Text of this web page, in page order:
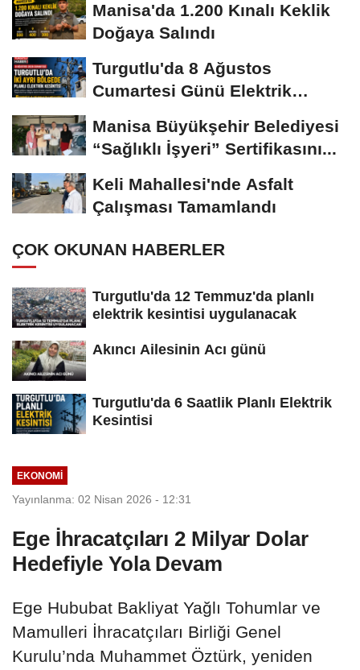
Manisa'da 1.200 Kınalı Keklik
Doğaya Salındı
Turgutlu'da 8 Ağustos
Cumartesi Günü Elektrik
Manisa Büyükşehir Belediyesi
“Sağlıklı İşyeri” Sertifikasını...
Keli Mahallesi'nde Asfalt
Çalışması Tamamlandı
ÇOK OKUNAN HABERLER
Turgutlu'da 12 Temmuz'da planlı
elektrik kesintisi uygulanacak
Akıncı Ailesinin Acı günü
Turgutlu'da 6 Saatlik Planlı Elektrik
Kesintisi
EKONOMİ
Yayınlanma: 02 Nisan 2026 - 12:31
Ege İhracatçıları 2 Milyar Dolar
Hedefiyle Yola Devam
Ege Hububat Bakliyat Yağlı Tohumlar ve
Mamulleri İhracatçıları Birliği Genel
Kurulu’nda Muhammet Öztürk, yeniden